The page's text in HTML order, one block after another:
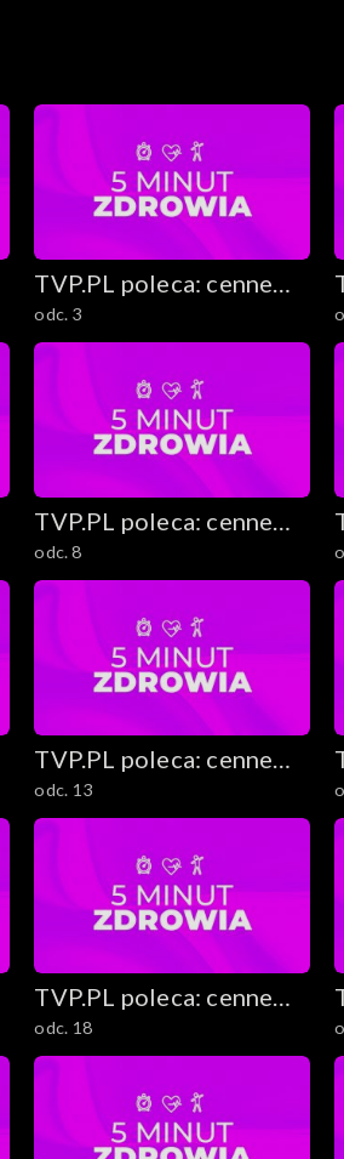
TVP.PL poleca: cenne
rady i ciekawostki
odc. 3
TVP.PL poleca: cenne
rady i ciekawostki
odc. 8
TVP.PL poleca: cenne
rady i ciekawostki
odc. 13
TVP.PL poleca: cenne
rady i ciekawostki
odc. 18